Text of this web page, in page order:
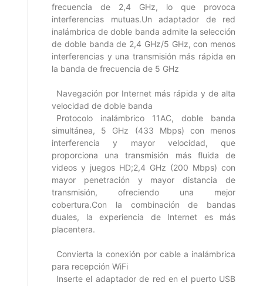
frecuencia de 2,4 GHz, lo que provoca
interferencias mutuas.Un adaptador de red
inalámbrica de doble banda admite la selección
de doble banda de 2,4 GHz/5 GHz, con menos
interferencias y una transmisión más rápida en
la banda de frecuencia de 5 GHz
Navegación por Internet más rápida y de alta
velocidad de doble banda
Protocolo inalámbrico 11AC, doble banda
simultánea, 5 GHz (433 Mbps) con menos
interferencia y mayor velocidad, que
proporciona una transmisión más fluida de
videos y juegos HD;2,4 GHz (200 Mbps) con
mayor penetración y mayor distancia de
transmisión, ofreciendo una mejor
cobertura.Con la combinación de bandas
duales, la experiencia de Internet es más
placentera.
Convierta la conexión por cable a inalámbrica
para recepción WiFi
Inserte el adaptador de red en el puerto USB